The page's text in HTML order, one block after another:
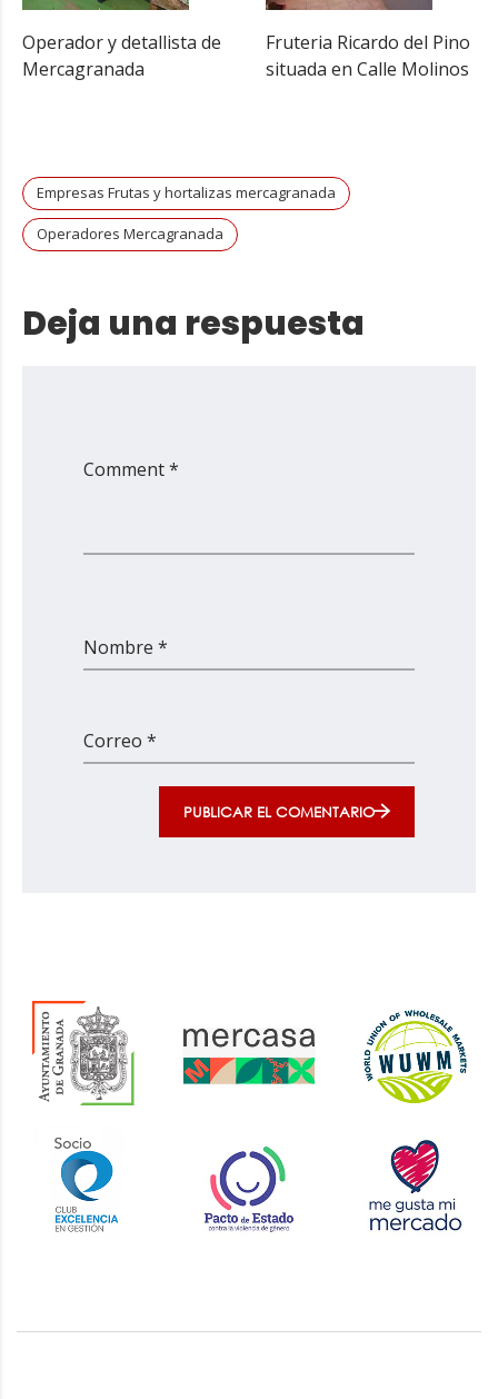
Operador y detallista de
Mercagranada
Fruteria Ricardo del Pino
situada en Calle Molinos
Empresas Frutas y hortalizas mercagranada
Operadores Mercagranada
Deja una respuesta
Comment *
Nombre *
Correo *
PUBLICAR EL COMENTARIO